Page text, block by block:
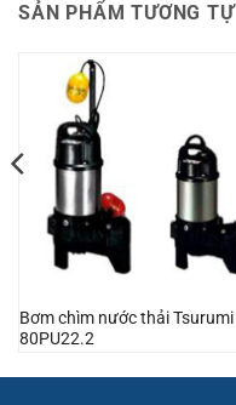
SẢN PHẨM TƯƠNG TỰ
Bơm chìm nước thải Tsurumi
80PU22.2